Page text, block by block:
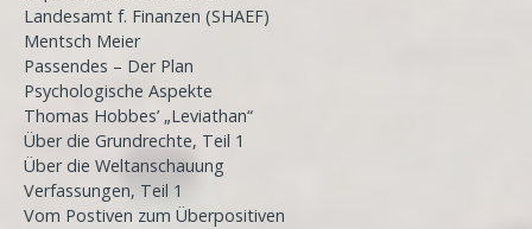
Landesamt f. Finanzen (SHAEF)
Mentsch Meier
Passendes – Der Plan
Psychologische Aspekte
Thomas Hobbes’ „Leviathan“
Über die Grundrechte, Teil 1
Über die Weltanschauung
Verfassungen, Teil 1
Vom Postiven zum Überpositiven